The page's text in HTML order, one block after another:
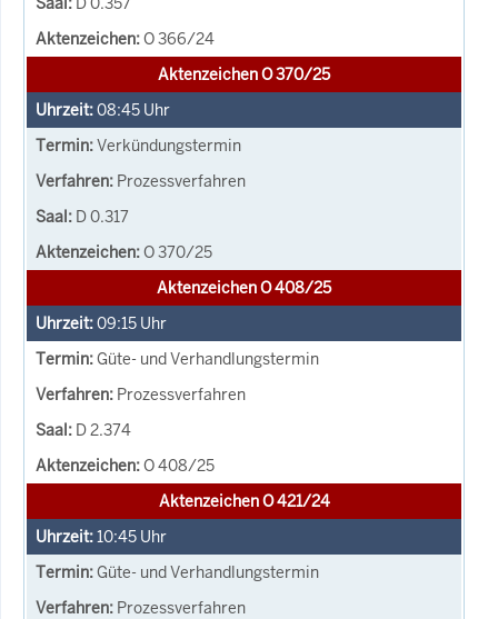
O 366/24
Aktenzeichen O 370/25
08:45 Uhr
Verkündungstermin
Prozessverfahren
D 0.317
O 370/25
Aktenzeichen O 408/25
09:15 Uhr
Güte- und Verhandlungstermin
Prozessverfahren
D 2.374
O 408/25
Aktenzeichen O 421/24
10:45 Uhr
Güte- und Verhandlungstermin
Prozessverfahren